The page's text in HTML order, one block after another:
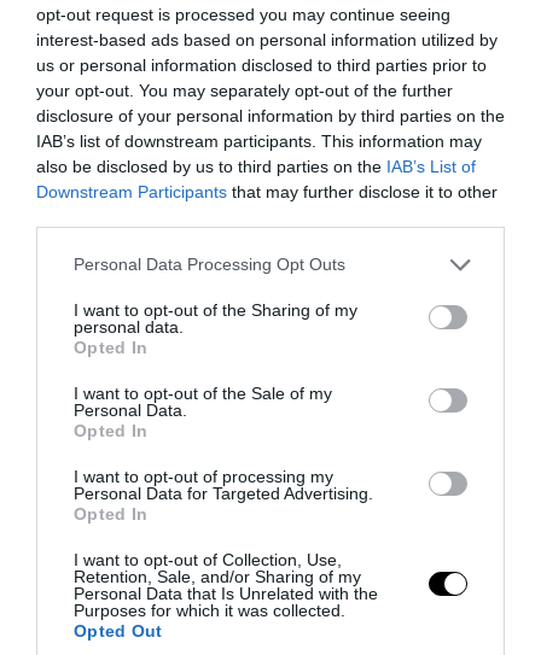
opt-out request is processed you may continue seeing
interest-based ads based on personal information utilized by
us or personal information disclosed to third parties prior to
your opt-out. You may separately opt-out of the further
disclosure of your personal information by third parties on the
IAB’s list of downstream participants. This information may
also be disclosed by us to third parties on the IAB’s List of
Downstream Participants that may further disclose it to other
Please note that this website/app uses one or more Google
not limited to your visit or usage behaviour. You may click to
grant or deny consent to Google and its third-party tags to
use your data for below specified purposes in below Google
consent section.
Personal Data Processing Opt Outs
I want to opt-out of the Sharing of my
personal data.
Opted In
I want to opt-out of the Sale of my
Personal Data.
Opted In
I want to opt-out of processing my
Personal Data for Targeted Advertising.
Opted In
I want to opt-out of Collection, Use,
Retention, Sale, and/or Sharing of my
Personal Data that Is Unrelated with the
Purposes for which it was collected.
Opted Out
Σκιάθος: Φυλάκιση 15 μηνών στη
Βρετανίδα που μέθυσε με την ανήλικη
κόρη της και προκάλεσε επεισόδιο – Τι
υποστήριξε
07.08.2026 | 21:55